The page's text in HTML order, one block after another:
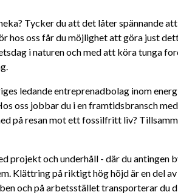
Tycker du att det låter spännande
hos oss får du möjlighet att göra just
i naturen och med att köra tunga
ledande entreprenadbolag inom
oss jobbar du i en framtidsbransch
på resan mot ett fossilfritt liv?
projekt och underhåll - där du antingen
Klättring på riktigt hög höjd är en del
och på arbetsstället transporterar du